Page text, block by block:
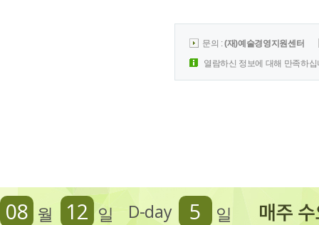
문의 :(재)예술경영지원센터
열람하신 정보에 대해 만족하
D-day 5 일
08 월 12 일